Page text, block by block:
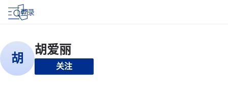
登录
关注